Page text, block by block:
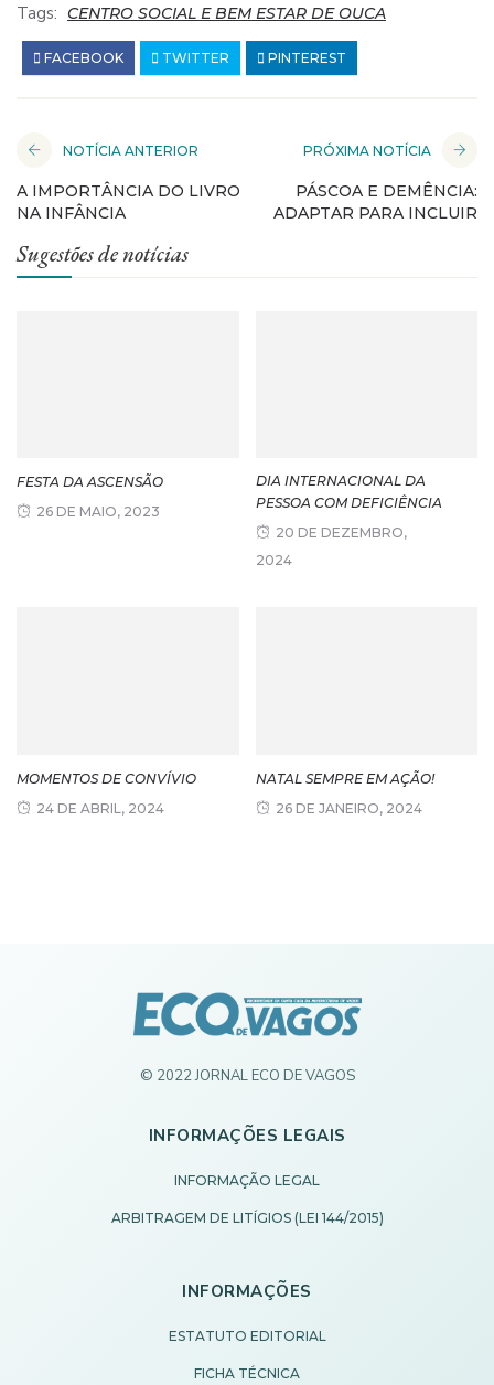
Tags: CENTRO SOCIAL E BEM ESTAR DE OUCA
FACEBOOK TWITTER PINTEREST
NOTÍCIA ANTERIOR
A IMPORTÂNCIA DO LIVRO
NA INFÂNCIA
PRÓXIMA NOTÍCIA
PÁSCOA E DEMÊNCIA:
ADAPTAR PARA INCLUIR
Sugestões de notícias
FESTA DA ASCENSÃO
26 DE MAIO, 2023
DIA INTERNACIONAL DA
PESSOA COM DEFICIÊNCIA
20 DE DEZEMBRO,
2024
MOMENTOS DE CONVÍVIO
24 DE ABRIL, 2024
NATAL SEMPRE EM AÇÃO!
26 DE JANEIRO, 2024
© 2022 JORNAL ECO DE VAGOS
INFORMAÇÕES LEGAIS
INFORMAÇÃO LEGAL
ARBITRAGEM DE LITÍGIOS (LEI 144/2015)
INFORMAÇÕES
ESTATUTO EDITORIAL
FICHA TÉCNICA